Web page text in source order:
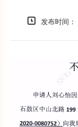
发布时间：